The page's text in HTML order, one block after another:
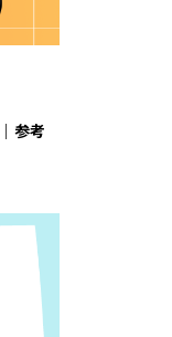
参考